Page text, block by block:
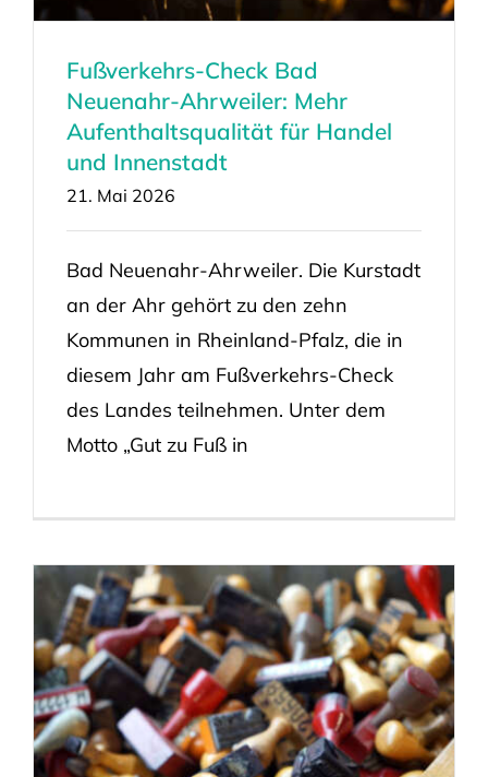
Fußverkehrs-Check Bad
Neuenahr-Ahrweiler: Mehr
Aufenthaltsqualität für Handel
und Innenstadt
21. Mai 2026
Bad Neuenahr-Ahrweiler. Die Kurstadt
an der Ahr gehört zu den zehn
Kommunen in Rheinland-Pfalz, die in
diesem Jahr am Fußverkehrs-Check
des Landes teilnehmen. Unter dem
Motto „Gut zu Fuß in